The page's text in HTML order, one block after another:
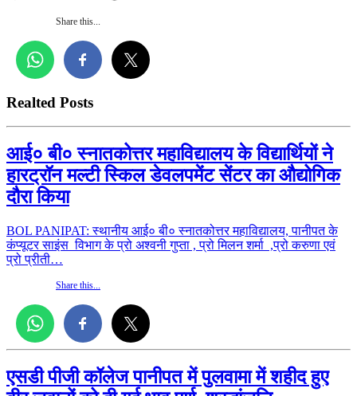
Share this...
Realted Posts
आई० बी० स्नातकोत्तर महाविद्यालय के विद्यार्थियों ने
हारट्रॉन मल्टी स्किल डेवलपमेंट सेंटर का औद्योगिक
दौरा किया
BOL PANIPAT: स्थानीय आई० बी० स्नातकोत्तर महाविद्यालय, पानीपत के
कंप्यूटर साइंस विभाग के प्रो अश्वनी गुप्ता , प्रो मिलन शर्मा ,प्रो करुणा एवं
प्रो प्रीती…
Share this...
एसडी पीजी कॉलेज पानीपत में पुलवामा में शहीद हुए